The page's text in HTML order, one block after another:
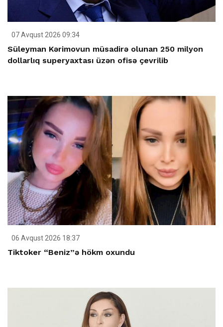
07 Avqust 2026 09:34
Süleyman Kərimovun müsadirə olunan 250 milyon
dollarlıq superyaxtası üzən ofisə çevrilib
06 Avqust 2026 18:37
Tiktoker “Beniz”ə hökm oxundu